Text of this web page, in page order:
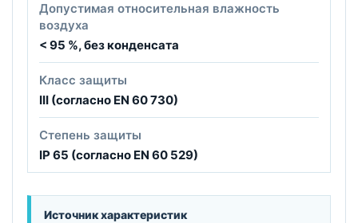
Допустимая относительная влажность
воздуха
< 95 %, без конденсата
Класс защиты
III (согласно EN 60 730)
Степень защиты
IP 65 (согласно EN 60 529)
Источник характеристик